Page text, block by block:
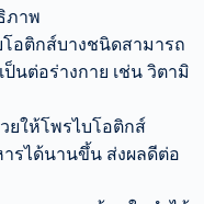
ภาพ
อติกส์บางชนิดสามารถ
นต่อร่างกาย เช่น วิตามิ
ยให้โพรไบโอติกส์
รได้นานขึ้น ส่งผลดีต่อ